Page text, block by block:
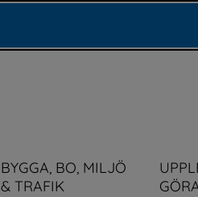
BYGGA, BO, MILJÖ
& TRAFIK